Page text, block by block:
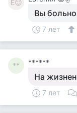
Е😊
Вы
7 лет
** ******
На
7 лет